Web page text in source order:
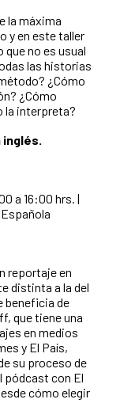
la máxima
y en este taller
no es usual
las historias
¿Cómo
¿Cómo
la interpreta?
a 16:00 hrs. |
reportaje en
distinta a la del
beneficia de
que tiene una
en medios
y El País,
su proceso de
pódcast con El
cómo elegir